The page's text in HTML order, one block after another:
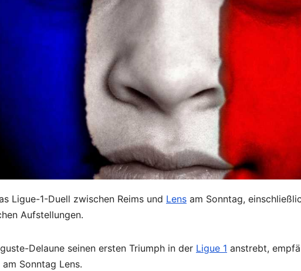
Ligue-1-Duell zwischen Reims und Lens am Sonntag,
Aufstellungen.
Delaune seinen ersten Triumph in der Ligue 1 anstrebt,
Sonntag Lens.